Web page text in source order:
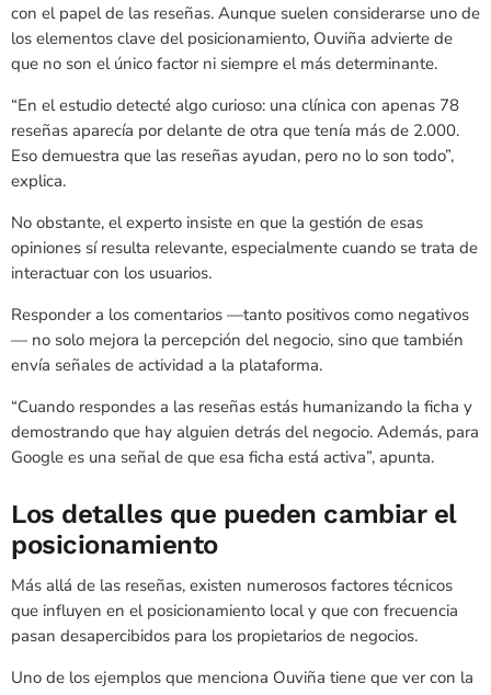
con el papel de las reseñas. Aunque suelen considerarse uno de
los elementos clave del posicionamiento, Ouviña advierte de
que no son el único factor ni siempre el más determinante.
“En el estudio detecté algo curioso: una clínica con apenas 78
reseñas aparecía por delante de otra que tenía más de 2.000.
Eso demuestra que las reseñas ayudan, pero no lo son todo”,
explica.
No obstante, el experto insiste en que la gestión de esas
opiniones sí resulta relevante, especialmente cuando se trata de
interactuar con los usuarios.
Responder a los comentarios —tanto positivos como negativos
— no solo mejora la percepción del negocio, sino que también
envía señales de actividad a la plataforma.
“Cuando respondes a las reseñas estás humanizando la ficha y
demostrando que hay alguien detrás del negocio. Además, para
Google es una señal de que esa ficha está activa”, apunta.
Los detalles que pueden cambiar el
posicionamiento
Más allá de las reseñas, existen numerosos factores técnicos
que influyen en el posicionamiento local y que con frecuencia
pasan desapercibidos para los propietarios de negocios.
Uno de los ejemplos que menciona Ouviña tiene que ver con la